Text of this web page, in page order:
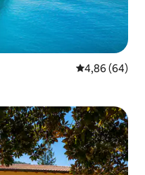
Średnia
4,86 (64)